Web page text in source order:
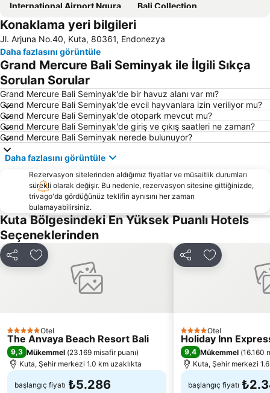
International Airport Ngurah Rai
Bali Collection
Bingin
Blue Point-Suluban
Bali Safari & Marine Park
Waterbom Bali
Pura Luhur Ulu Watu
Tanah Lot
Turtle Island by Bali Wings Tour Service
Bali Orchid Garden
Lembongan
Jatiluwih
Pura Ulun Danu Bratan
Hard Rock Cafe
Matahari Kuta Square
DFS Galleria Bali
Waterbom Parkı
Jalan Legian
Poppies Lane 1
Batubulan
Ketewel
Sukawati Art Market
Double Six Beach
Lembang
Pandawa
Elephant Safari Park
Pura Kebo Edan
Taman Gili
Konaklama yeri bilgileri
Jl. Arjuna No.40, Kuta, 80361, Endonezya
Daha fazlasını görüntüle
Grand Mercure Bali Seminyak ile İlgili Sıkça
Sorulan Sorular
Grand Mercure Bali Seminyak'de bir havuz alanı var mı?
Grand Mercure Bali Seminyak'de evcil hayvanlara izin veriliyor mu?
Grand Mercure Bali Seminyak'de otopark mevcut mu?
Grand Mercure Bali Seminyak'de giriş ve çıkış saatleri ne zaman?
Grand Mercure Bali Seminyak nerede bulunuyor?
Daha fazlasını görüntüle
Rezervasyon sitelerinden aldığımız fiyatlar ve müsaitlik durumları
sürekli olarak değişir. Bu nedenle, rezervasyon sitesine gittiğinizde,
trivago'da gördüğünüz teklifin aynısını her zaman
bulamayabilirsiniz.
Kuta Bölgesindeki En Yüksek Puanlı Hotels
Seçeneklerinden
Paylaş Favorilerime ekle
5 Yıldız Otel
The Anvaya Beach Resort Bali
9,3 Mükemmel (23.169 misafir puanı)
Kuta, Şehir merkezi 1.0 km uzaklıkta
başlangıç fiyatı ₺5.286
Paylaş Favorilerime
4 YıldızOtel
Holiday Inn
9,4 Mükemmel (16.160
Kuta, Şehir merkezi
başlangıç fiyatı